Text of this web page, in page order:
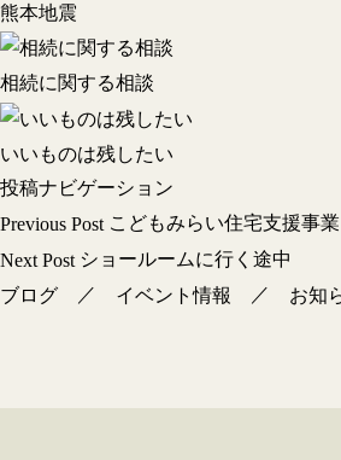
熊本地震
相続に関する相談
いいものは残したい
投稿ナビゲーション
Previous Post こどもみらい住宅支援事業
Next Post ショールームに行く途中
ブログ ／ イベント情報 ／ お知